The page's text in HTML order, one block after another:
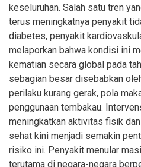
keseluruhan. Salah satu tren
terus meningkatnya penyakit
diabetes, penyakit
melaporkan bahwa kondisi ini
kematian secara global pada
sebagian besar disebabkan
perilaku kurang gerak, pola
penggunaan tembakau.
meningkatkan aktivitas fisik
sehat kini menjadi semakin
risiko ini. Penyakit menular
terutama di negara-negara